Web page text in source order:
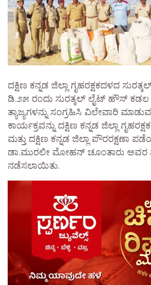
ದಕ್ಷಿಣ ಕನ್ನಡ ಜಿಲ್ಲಾ ಗೃಹರಕ್ಷಕದಳದ
ಡಿ.೨೫ ರಂದು ಸುರತ್ಕಲ್ ಲೈಟ್ ಹೌಸ್ ಕಡಲ
ತ್ಯಾಜ್ಯಗಳನ್ನು ಸಂಗ್ರಹಿಸಿ ವಿಲೇವಾರಿ
ಕಾರ್ಯಕ್ರವನ್ನು ದಕ್ಷಿಣ ಕನ್ನಡ ಜಿಲ್ಲಾ
ಮತ್ತು ದಕ್ಷಿಣ ಕನ್ನಡ ಜಿಲ್ಲಾ ಪೌರರಕ್ಷಣಾ
ಡಾ.ಮುರಲೀ ಮೋಹನ್ ಚೂಂತಾರು ಅವರ
ನಡೆಸಲಾಯಿತು.